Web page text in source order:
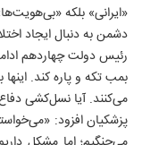
«ایرانی» بلکه
دشمن به دنبال ایجاد
رئیس دولت چهاردهم
بمب تکه و پاره کند.
می‌کنند. آیا نسل‌کشی
پزشکیان افزود:
۱۲
۱۳